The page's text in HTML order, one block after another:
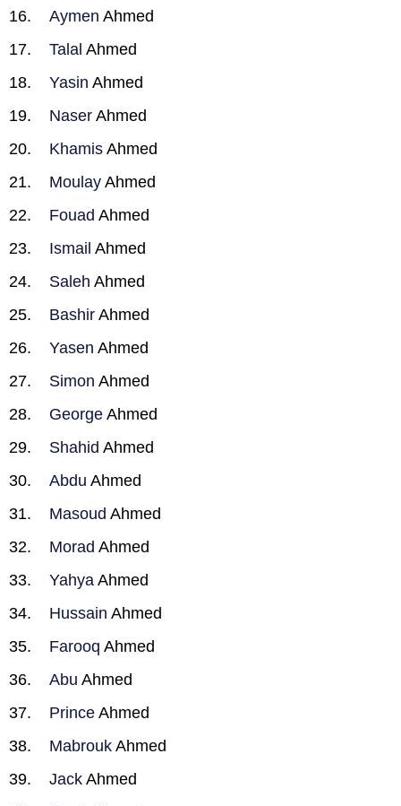
Aymen Ahmed
Talal Ahmed
Yasin Ahmed
Naser Ahmed
Khamis Ahmed
Moulay Ahmed
Fouad Ahmed
Ismail Ahmed
Saleh Ahmed
Bashir Ahmed
Yasen Ahmed
Simon Ahmed
George Ahmed
Shahid Ahmed
Abdu Ahmed
Masoud Ahmed
Morad Ahmed
Yahya Ahmed
Hussain Ahmed
Farooq Ahmed
Abu Ahmed
Prince Ahmed
Mabrouk Ahmed
Jack Ahmed